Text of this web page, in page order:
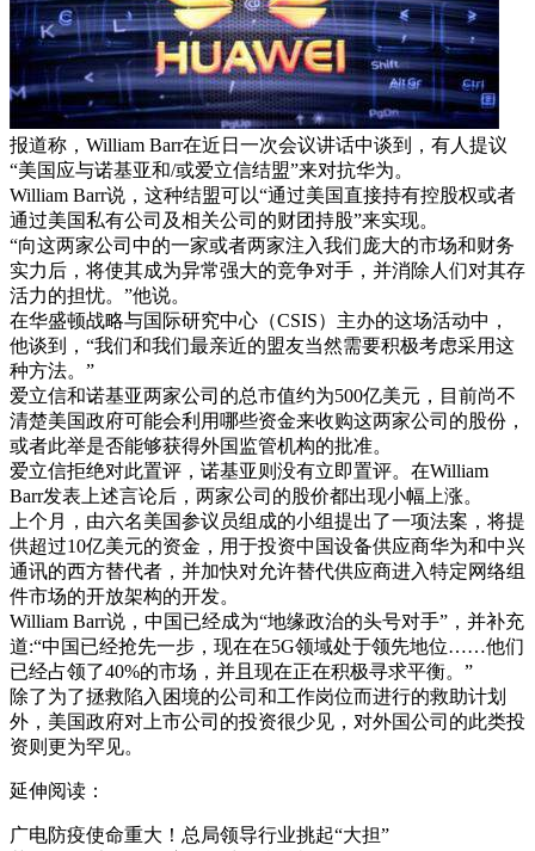
报道称，William Barr在近日一次会议讲话中谈到，有人提议
“美国应与诺基亚和/或爱立信结盟”来对抗华为。
William Barr说，这种结盟可以“通过美国直接持有控股权或者
通过美国私有公司及相关公司的财团持股”来实现。
“向这两家公司中的一家或者两家注入我们庞大的市场和财务
实力后，将使其成为异常强大的竞争对手，并消除人们对其存
活力的担忧。”他说。
在华盛顿战略与国际研究中心（CSIS）主办的这场活动中，
他谈到，“我们和我们最亲近的盟友当然需要积极考虑采用这
种方法。”
爱立信和诺基亚两家公司的总市值约为500亿美元，目前尚不
清楚美国政府可能会利用哪些资金来收购这两家公司的股份，
或者此举是否能够获得外国监管机构的批准。
爱立信拒绝对此置评，诺基亚则没有立即置评。在William
Barr发表上述言论后，两家公司的股价都出现小幅上涨。
上个月，由六名美国参议员组成的小组提出了一项法案，将提
供超过10亿美元的资金，用于投资中国设备供应商华为和中兴
通讯的西方替代者，并加快对允许替代供应商进入特定网络组
件市场的开放架构的开发。
William Barr说，中国已经成为“地缘政治的头号对手”，并补充
道:“中国已经抢先一步，现在在5G领域处于领先地位……他们
已经占领了40%的市场，并且现在正在积极寻求平衡。”
除了为了拯救陷入困境的公司和工作岗位而进行的救助计划
外，美国政府对上市公司的投资很少见，对外国公司的此类投
资则更为罕见。
延伸阅读：
广电防疫使命重大！总局领导行业挑起“大担”